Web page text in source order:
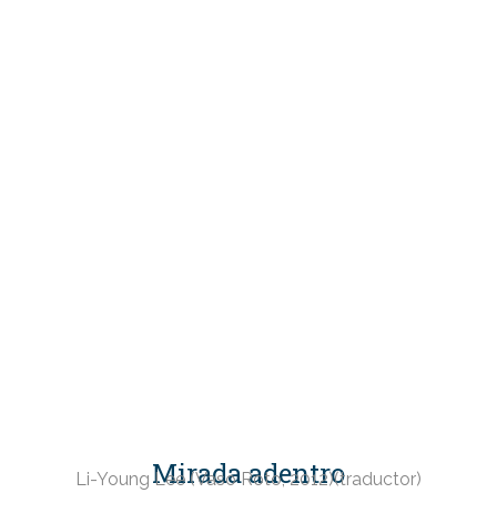
Mirada adentro
Li-Young Lee (Vaso Roto, 2012)(traductor)